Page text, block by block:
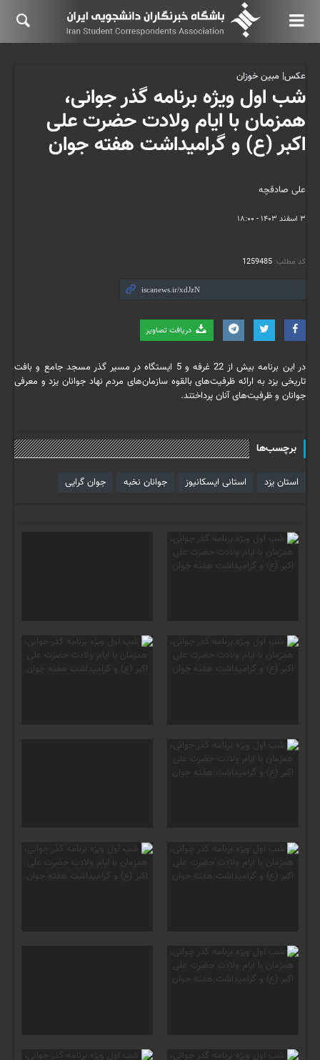
علی صادقچه
۳ اسفند ۱۴۰۳ - ۱۸:۰۰
کد مطلب: 1259485
دریافت تصاویر
عکس| مبین خوزان
شب اول ویژه برنامه گذر جوانی،
همزمان با ایام ولادت حضرت علی
اکبر (ع) و گرامیداشت هفته جوان
در این برنامه بیش از 22 غرفه و 5 ایستگاه در مسیر گذر مسجد جامع و بافت
تاریخی یزد به ارائه ظرفیت‌های بالقوه سازمان‌های مردم نهاد جوانان یزد و معرفی
جوانان و ظرفیت‌های آنان پرداختند.
برچسب‌ها
استان یزد استانی ایسکانیوز جوانان نخبه جوان گرایی